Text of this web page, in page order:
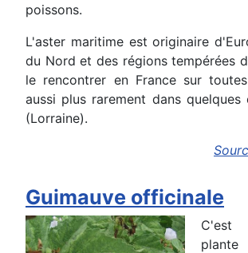
poissons.
L'aster maritime est originaire
du Nord et des régions tempérées
le rencontrer en France sur
aussi plus rarement dans quelques
(Lorraine).
Guimauve officinale
C'est